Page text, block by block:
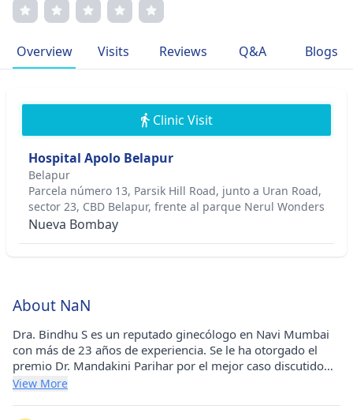
Overview Visits Reviews Q&A Blogs
Clinic Visit
Hospital Apolo Belapur
Belapur
Parcela número 13, Parsik Hill Road, junto a Uran Road,
sector 23, CBD Belapur, frente al parque Nerul Wonders
Nueva Bombay
About NaN
Dra. Bindhu S es un reputado ginecólogo en Navi Mumbai
con más de 23 años de experiencia. Se le ha otorgado el
premio Dr. Mandakini Parihar por el mejor caso discutido
durante la reunión del club de revistas NMOGS - premio
View More